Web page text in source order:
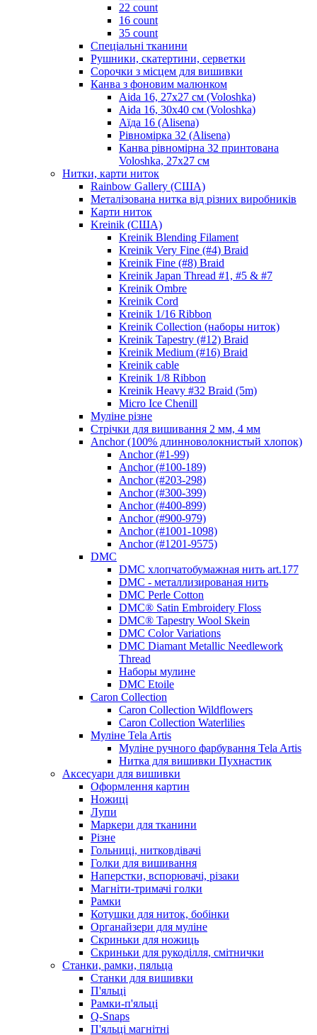
22 count
16 count
35 count
Спеціальні тканини
Рушники, скатертини, серветки
Сорочки з місцем для вишивки
Канва з фоновим малюнком
Aida 16, 27х27 см (Voloshka)
Aida 16, 30х40 см (Voloshka)
Аїда 16 (Alisena)
Рівномірка 32 (Alisena)
Канва рівномірна 32 принтована
Voloshka, 27х27 см
Нитки, карти ниток
Rainbow Gallery (США)
Металізована нитка від різних виробників
Карти ниток
Kreinik (США)
Kreinik Blending Filament
Kreinik Very Fine (#4) Braid
Kreinik Fine (#8) Braid
Kreinik Japan Thread #1, #5 & #7
Kreinik Ombre
Kreinik Cord
Kreinik 1/16 Ribbon
Kreinik Collection (наборы ниток)
Kreinik Tapestry (#12) Braid
Kreinik Medium (#16) Braid
Kreinik cable
Kreinik 1/8 Ribbon
Kreinik Heavy #32 Braid (5m)
Micro Ice Chenill
Муліне різне
Стрічки для вишивання 2 мм, 4 мм
Anchor (100% длинноволокнистый хлопок)
Anchor (#1-99)
Anchor (#100-189)
Anchor (#203-298)
Anchor (#300-399)
Anchor (#400-899)
Anchor (#900-979)
Anchor (#1001-1098)
Anchor (#1201-9575)
DMC
DMC хлопчатобумажная нить art.177
DMC - металлизированая нить
DMC Perle Cotton
DMC® Satin Embroidery Floss
DMC® Tapestry Wool Skein
DMC Color Variations
DMC Diamant Metallic Needlework
Thread
Наборы мулине
DMC Etoile
Caron Collection
Caron Collection Wildflowers
Caron Collection Waterlilies
Муліне Tela Artis
Муліне ручного фарбування Tela Artis
Нитка для вишивки Пухнастик
Аксесуари для вишивки
Оформлення картин
Ножиці
Лупи
Маркери для тканини
Різне
Гольниці, нитковдівачі
Голки для вишивання
Наперстки, вспорювачі, різаки
Магніти-тримачі голки
Рамки
Котушки для ниток, бобінки
Органайзери для муліне
Скриньки для ножиць
Скриньки для рукоділля, смітнички
Станки, рамки, пяльца
Станки для вишивки
П'яльці
Рамки-п'яльці
Q-Snaps
П'яльці магнітні